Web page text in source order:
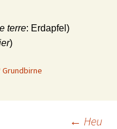
terre: Erdapfel)
)
Grundbirne
← Heu